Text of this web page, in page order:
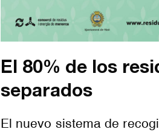
El 80% de los
separados
El nuevo sistema de